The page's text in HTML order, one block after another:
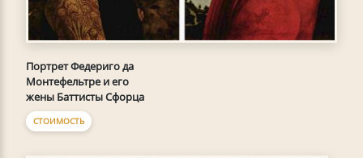
Портрет Федериго да
Монтефельтре и его
жены Баттисты Сфорца
СТОИМОСТЬ